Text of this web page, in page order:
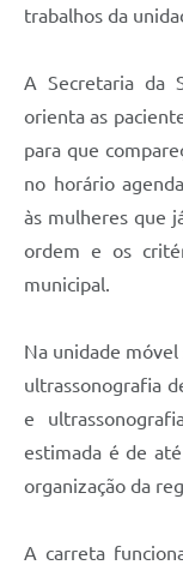
trabalhos da
A Secretaria da
orienta as
para que
no horário
às mulheres que
ordem e os
municipal.
Na unidade
ultrassonografia
e
estimada é de
organização da
A carreta